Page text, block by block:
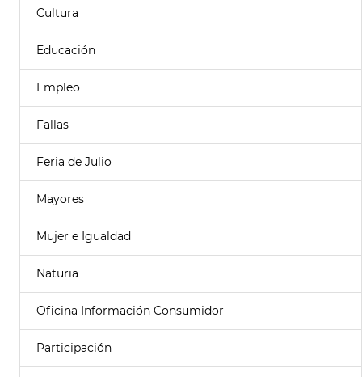
Cultura
Educación
Empleo
Fallas
Feria de Julio
Mayores
Mujer e Igualdad
Naturia
Oficina Información Consumidor
Participación